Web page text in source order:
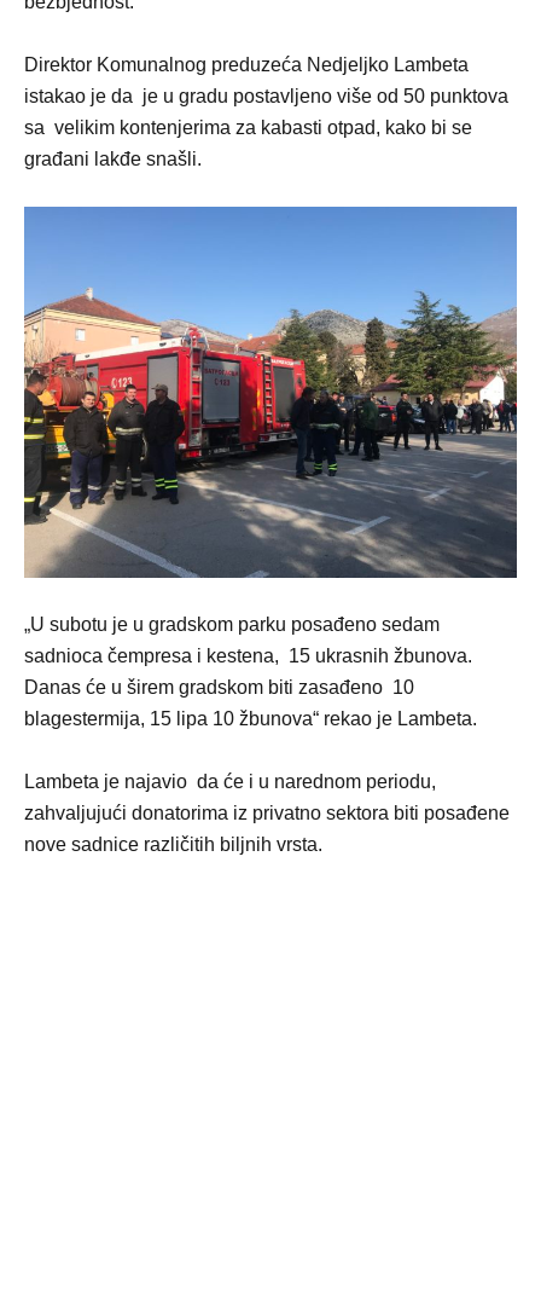
Direktor Komunalnog preduzeća Nedjeljko Lambeta
istakao je da je u gradu postavljeno više od 50 punktova
sa velikim kontenjerima za kabasti otpad, kako bi se
građani lakđe snašli.
„U subotu je u gradskom parku posađeno sedam
sadnioca čempresa i kestena, 15 ukrasnih žbunova.
Danas će u širem gradskom biti zasađeno 10
blagestermija, 15 lipa 10 žbunova“ rekao je Lambeta.
Lambeta je najavio da će i u narednom periodu,
zahvaljujući donatorima iz privatno sektora biti posađene
nove sadnice različitih biljnih vrsta.